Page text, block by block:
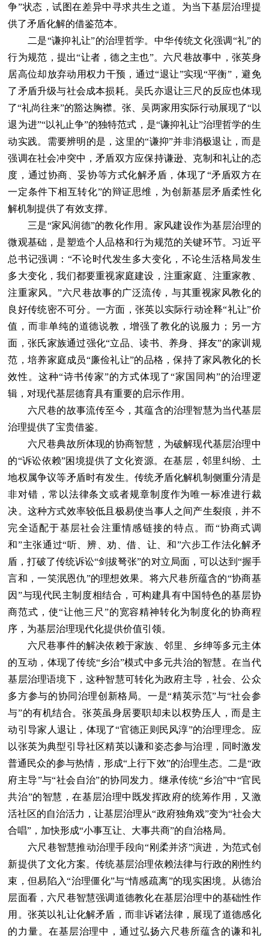
争”状态，试图在差异中寻求共生之道。为当下基层治理提
供了矛盾化解的借鉴范本。
二是“谦抑礼让”的治理哲学。中华传统文化强调“礼”的
行为规范，提出“让者，德之主也”。六尺巷故事中，张英身
居高位却放弃动用权力干预，通过“退让”实现“平衡”，避免
了矛盾升级与社会成本损耗。吴氏亦退让三尺的反应也体现
了“礼尚往来”的豁达胸襟。张、吴两家用实际行动展现了“以
退为进”“以礼止争”的独特范式，是“谦抑礼让”治理哲学的生
动实践。需要辨明的是，这里的“谦抑”并非消极退让，而是
强调在社会冲突中，矛盾双方应保持谦逊、克制和礼让的态
度，通过协商、妥协等方式化解矛盾，体现了“矛盾双方在
一定条件下相互转化”的辩证思维，为创新基层矛盾柔性化
解机制提供了有效支撑。
三是“家风润德”的教化作用。家风建设作为基层治理的
微观基础，是塑造个人品格和行为规范的关键环节。习近平
总书记强调：“不论时代发生多大变化，不论生活格局发生
多大变化，我们都要重视家庭建设，注重家庭、注重家教、
注重家风。”六尺巷故事的广泛流传，与其重视家风教化的
良好传统密不可分。一方面，张英以实际行动诠释“礼让”价
值，而非单纯的道德说教，增强了教化的说服力；另一方
面，张氏家族通过强化“立品、读书、养身、择友”的家训规
范，培养家庭成员“廉俭礼让”的品格，保持了家风教化的长
效性。这种“诗书传家”的方式体现了“家国同构”的治理逻
辑，对现代基层德育具有重要的启示作用。
六尺巷的故事流传至今，其蕴含的治理智慧为当代基层
治理提供了宝贵借鉴。
六尺巷典故所体现的协商智慧，为破解现代基层治理中
的“诉讼依赖”困境提供了文化资源。在基层，邻里纠纷、土
地权属争议等矛盾时有发生。传统矛盾化解机制侧重分清是
非对错，常以法律条文或者规章制度作为唯一标准进行裁
决。这种方式效率较低且极易使当事人之间产生裂痕，并不
完全适配于基层社会注重情感链接的特点。而“协商式调
和”主张通过“听、辨、劝、借、让、和”六步工作法化解矛
盾，打破了传统诉讼“剑拔弩张”的对立局面，可以达到“握手
言和，一笑泯恩仇”的理想效果。将六尺巷所蕴含的“协商基
因”与现代民主制度相结合，可构建具有中国特色的基层协
商范式，使“让他三尺”的宽容精神转化为制度化的协商程
序，为基层治理现代化提供价值引领。
六尺巷事件的解决依赖于家族、邻里、乡绅等多元主体
的互动，体现了传统“乡治”模式中多元共治的智慧。在当代
基层治理语境下，这种智慧可转化为政府主导，社会、公众
多方参与的协同治理创新格局。一是“精英示范”与“社会参
与”的有机结合。张英虽身居要职却未以权势压人，而是主
动引导家人退让，体现了“官德正则民风淳”的治理理念。应
以张英为典型引导社区精英以谦和姿态参与治理，同时激发
普通民众的参与热情，形成“上行下效”的治理生态。二是“政
府主导”与“社会自治”的协同发力。继承传统“乡治”中“官民
共治”的智慧，在基层治理中既发挥政府的统筹作用，又激
活社区的自治活力，让基层治理从“政府独角戏”变为“社会大
合唱”，加快形成“小事互让、大事共商”的自治格局。
六尺巷智慧推动治理手段向“刚柔并济”演进，为范式创
新提供了文化方案。传统基层治理依赖法律与行政的刚性约
束，但易陷入“治理僵化”与“情感疏离”的现实困境。从德治
层面看，六尺巷智慧强调道德教化在基层治理中的基础性作
用。张英以礼让化解矛盾，而非诉诸法律，展现了道德感化
的力量。在基层治理中，通过弘扬六尺巷所蕴含的谦和礼